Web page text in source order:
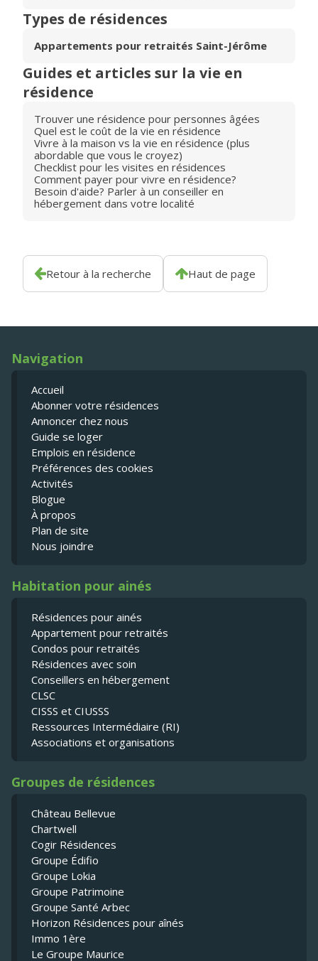
Types de résidences
Appartements pour retraités Saint-Jérôme
Guides et articles sur la vie en
résidence
Trouver une résidence pour personnes âgées
Quel est le coût de la vie en résidence
Vivre à la maison vs la vie en résidence (plus
abordable que vous le croyez)
Checklist pour les visites en résidences
Comment payer pour vivre en résidence?
Besoin d'aide? Parler à un conseiller en
hébergement dans votre localité
Retour à la recherche Haut de page
Navigation
Accueil
Abonner votre résidences
Annoncer chez nous
Guide se loger
Emplois en résidence
Préférences des cookies
Activités
Blogue
À propos
Plan de site
Nous joindre
Habitation pour ainés
Résidences pour ainés
Appartement pour retraités
Condos pour retraités
Résidences avec soin
Conseillers en hébergement
CLSC
CISSS et CIUSSS
Ressources Intermédiaire (RI)
Associations et organisations
Groupes de résidences
Château Bellevue
Chartwell
Cogir Résidences
Groupe Édifio
Groupe Lokia
Groupe Patrimoine
Groupe Santé Arbec
Horizon Résidences pour aînés
Immo 1ère
Le Groupe Maurice